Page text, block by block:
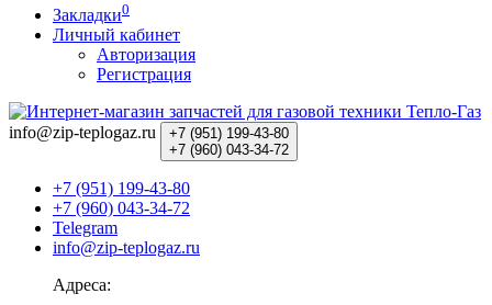
Закладки0
Личный кабинет
Авторизация
Регистрация
info@zip-teplogaz.ru +7 (951) 199-43-80
+7 (960) 043-34-72
+7 (951) 199-43-80
+7 (960) 043-34-72
Telegram
info@zip-teplogaz.ru
Адреса: